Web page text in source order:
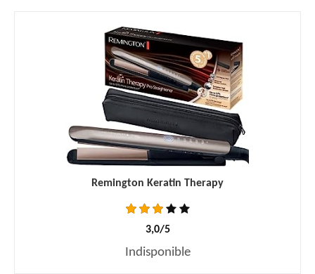
Remington Keratin Therapy
3,0/5
Indisponible